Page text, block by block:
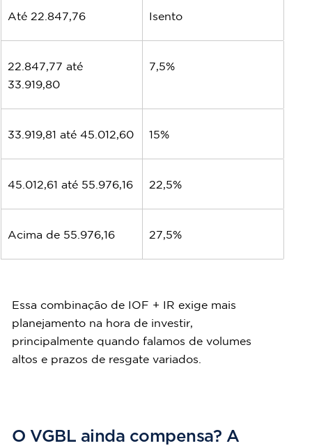
Até 22.847,76 Isento
22.847,77 até
33.919,80
7,5%
33.919,81 até 45.012,60 15%
45.012,61 até 55.976,16 22,5%
Acima de 55.976,16 27,5%
Essa combinação de IOF + IR exige mais
planejamento na hora de investir,
principalmente quando falamos de volumes
altos e prazos de resgate variados.
O VGBL ainda compensa? A